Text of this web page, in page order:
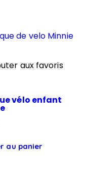
aux favoris
vélo enfant
au panier